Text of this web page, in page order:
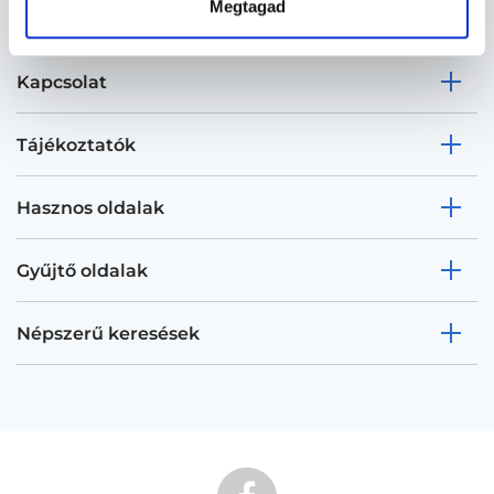
Megtagad
Kapcsolat
Tájékoztatók
Hasznos oldalak
Gyűjtő oldalak
Népszerű keresések